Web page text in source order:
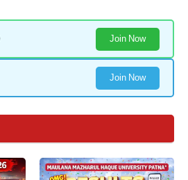
Join Now
Join Now